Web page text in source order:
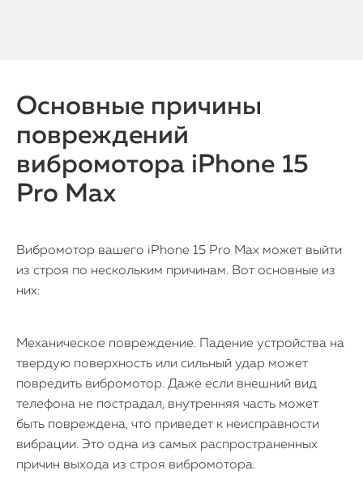
Основные причины
повреждений
вибромотора iPhone 15
Pro Max
Вибромотор вашего iPhone 15 Pro Max может выйти
из строя по нескольким причинам. Вот основные из
них:
Механическое повреждение. Падение устройства на
твердую поверхность или сильный удар может
повредить вибромотор. Даже если внешний вид
телефона не пострадал, внутренняя часть может
быть повреждена, что приведет к неисправности
вибрации. Это одна из самых распространенных
причин выхода из строя вибромотора.